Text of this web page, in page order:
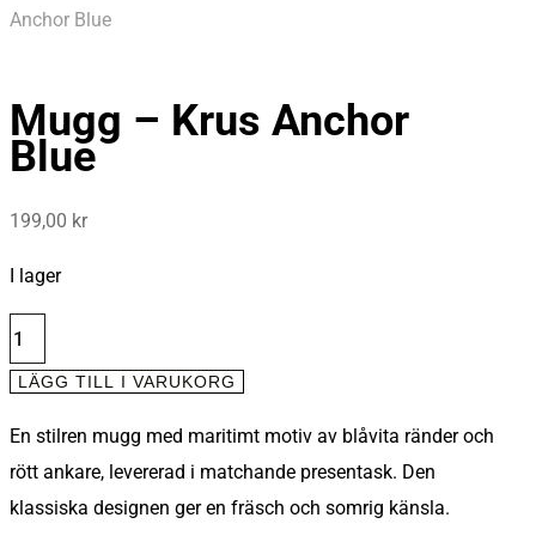
Anchor Blue
Mugg – Krus Anchor
Blue
199,00 kr
I lager
MUGG
-
KRUS
ANCHOR
BLUE
MÄNGD
LÄGG TILL I VARUKORG
En stilren mugg med maritimt motiv av blåvita ränder och
rött ankare, levererad i matchande presentask. Den
klassiska designen ger en fräsch och somrig känsla.